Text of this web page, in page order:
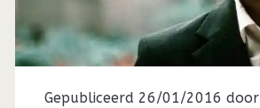
Gepubliceerd 26/01/2016 door